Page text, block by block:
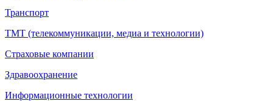
Транспорт
ТМТ (телекоммуникации, медиа и технологии)
Страховые компании
Здравоохранение
Информационные технологии